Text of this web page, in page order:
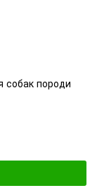
собак породи